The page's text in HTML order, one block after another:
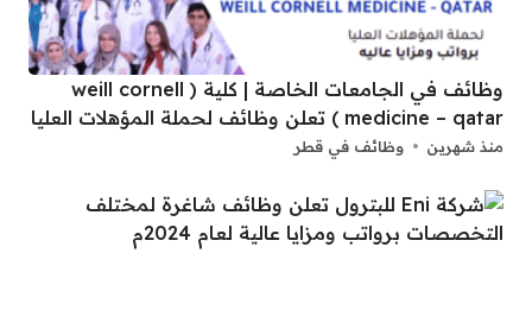
وظائف في الجامعات الخاصة | كلية ( weill cornell
medicine – qatar ) تعلن وظائف لحملة المؤهلات العليا
منذ شهرين وظائف في قطر